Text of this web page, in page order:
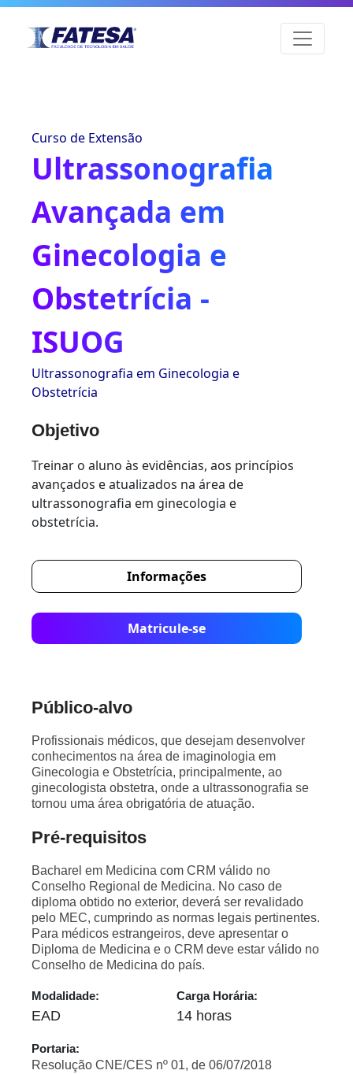
Curso de Extensão
Ultrassonografia
Avançada em
Ginecologia e
Obstetrícia -
ISUOG
Ultrassonografia em Ginecologia e
Obstetrícia
Objetivo
Treinar o aluno às evidências, aos princípios
avançados e atualizados na área de
ultrassonografia em ginecologia e
obstetrícia.
Informações
Matricule-se
Público-alvo
Profissionais médicos, que desejam desenvolver
conhecimentos na área de imaginologia em
Ginecologia e Obstetrícia, principalmente, ao
ginecologista obstetra, onde a ultrassonografia se
tornou uma área obrigatória de atuação.
Pré-requisitos
Bacharel em Medicina com CRM válido no
Conselho Regional de Medicina. No caso de
diploma obtido no exterior, deverá ser revalidado
pelo MEC, cumprindo as normas legais pertinentes.
Para médicos estrangeiros, deve apresentar o
Diploma de Medicina e o CRM deve estar válido no
Conselho de Medicina do país.
Modalidade:
EAD
Carga Horária:
14 horas
Portaria:
Resolução CNE/CES nº 01, de 06/07/2018